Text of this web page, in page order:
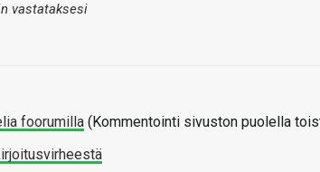
vastataksesi
foorumilla (Kommentointi sivuston puolella